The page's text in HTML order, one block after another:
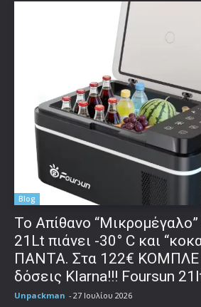
Blog
Το Απίθανο
21Lt πιάνει -30° C και
ΠΑΝΤΑ. Στα 122€ ΚΟΜΠΛΕ
δόσεις Klarna!!! Foursun
Unpackman - 27 Ιουλίου 2026